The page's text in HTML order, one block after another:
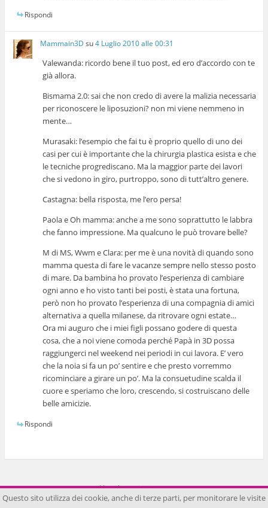
Rispondi
Mammain3D su4 Luglio 2010 alle 00:31
Valewanda: ricordo bene il tuo post, ed ero d’accordo con te
già allora.
Bismama 2.0: sai che non credo di avere la malizia necessaria
per riconoscere le liposuzioni? non mi viene nemmeno in
mente…
Murasaki: l’esempio che fai tu è proprio quello di uno dei
casi per cui è importante che la chirurgia plastica esista e che
le tecniche progrediscano. Ma la maggior parte dei lavori
che si vedono in giro, purtroppo, sono di tutt’altro genere.
Castagna: bella risposta, me l’ero persa!
Paola e Oh mamma: anche a me sono soprattutto le labbra
che fanno impressione. Ma qualcuno le può trovare belle?
M di MS, Wwm e Clara: per me è una novità di quando sono
mamma questa di fare le vacanze sempre nello stesso posto
di mare. Da bambina ho provato l’esperienza di cambiare
ogni anno e ho visto tanti bei posti, è stata una fortuna,
però non ho provato l’esperienza di una compagnia di amici
alternativa a quella milanese, da ritrovare ogni estate…
Ora mi auguro che i miei figli possano godere di questa
cosa, che a noi viene comoda perché Papà in 3D possa
raggiungerci nel weekend nei periodi in cui lavora. E’ vero
che la noia si fa un po’ sentire e che presto vorremmo
ricominciare a girare un po’. Ma la consuetudine scalda il
cuore e speriamo che loro, crescendo, si costruiscano delle
belle amicizie.
Rispondi
Visualizza sito intero
Funziona grazie a WordPress
Questo sito utilizza dei cookie, anche di terze parti, per monitorare le visite